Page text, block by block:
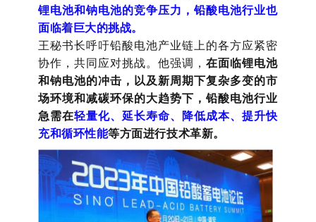
锂电池和钠电池的竞争压力，铅酸电池行业也
面临着巨大的挑战。
王秘书长呼吁铅酸电池产业链上的各方应紧密
协作，共同应对挑战。他强调，在面临锂电池
和钠电池的冲击，以及新周期下复杂多变的市
场环境和减碳环保的大趋势下，铅酸电池行业
急需在轻量化、延长寿命、降低成本、提升快
充和循环性能等方面进行技术革新。